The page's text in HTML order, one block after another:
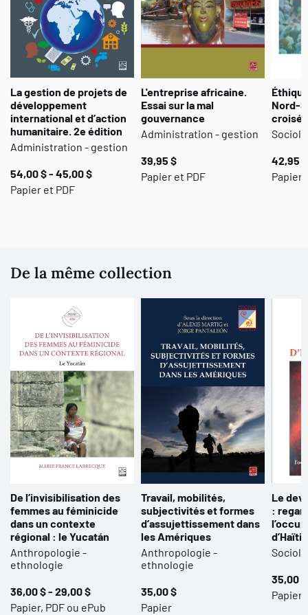
La gestion de projets de
développement
international et d’action
humanitaire. 2e édition
Administration - gestion
54,00 $ - 45,00 $
Papier et PDF
L'entreprise africaine.
Essai sur la mal
gouvernance
Administration - gestion
39,95 $
Papier et PDF
Nord-
croisés
42,95 $
Papier
De la même collection
De l’invisibilisation des
femmes au féminicide
dans un contexte
régional : le Yucatán
Anthropologie -
ethnologie
36,00 $ - 29,00 $
Papier, PDF ou ePub
Travail, mobilités,
subjectivités et formes
d’assujettissement dans
les Amériques
Anthropologie -
ethnologie
35,00 $
Papier
Le
:
d’Haïti
35,00 $
Papier